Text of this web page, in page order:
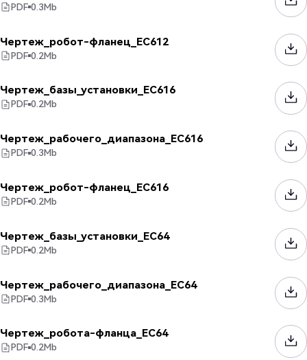
PDF 0.3Mb
Чертеж_робот-фланец_EC612
PDF 0.2Mb
Чертеж_базы_установки_EC616
PDF 0.2Mb
Чертеж_рабочего_диапазона_EC616
PDF 0.3Mb
Чертеж_робот-фланец_EC616
PDF 0.2Mb
Чертеж_базы_установки_EC64
PDF 0.2Mb
Чертеж_рабочего_диапазона_EC64
PDF 0.3Mb
Чертеж_робота-фланца_EC64
PDF 0.2Mb